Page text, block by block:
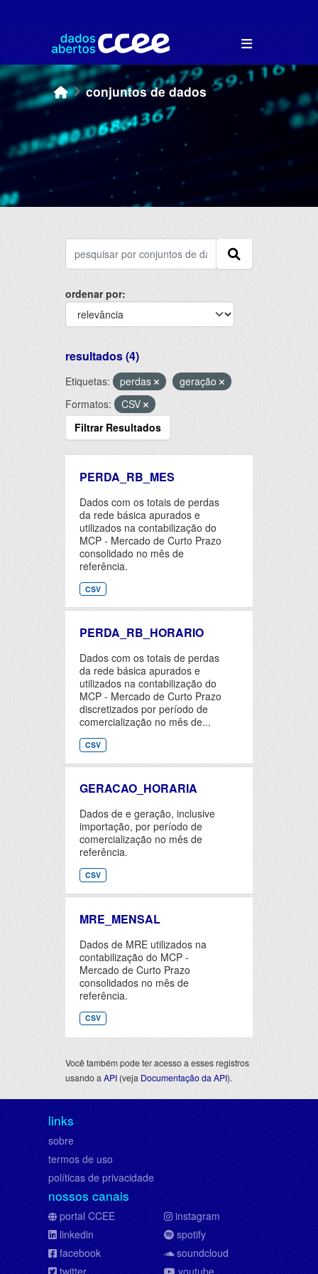
conjuntos de dados
ordenar por
resultados (4)
Etiquetas: perdas
geração
Formatos:
CSV
Filtrar Resultados
PERDA_RB_MES
Dados com os totais de perdas
da rede básica apurados e
utilizados na contabilização do
MCP - Mercado de Curto Prazo
consolidado no mês de
referência.
CSV
PERDA_RB_HORARIO
Dados com os totais de perdas
da rede básica apurados e
utilizados na contabilização do
MCP - Mercado de Curto Prazo
discretizados por período de
comercialização no mês de...
CSV
GERACAO_HORARIA
Dados de e geração, inclusive
importação, por período de
comercialização no mês de
referência.
CSV
MRE_MENSAL
Dados de MRE utilizados na
contabilização do MCP -
Mercado de Curto Prazo
consolidados no mês de
referência.
CSV
Você também pode ter acesso a esses registros
usando a API (veja Documentação da API).
links
sobre
termos de uso
políticas de privacidade
nossos canais
portal CCEE
linkedin
facebook
instagram
spotify
soundcloud